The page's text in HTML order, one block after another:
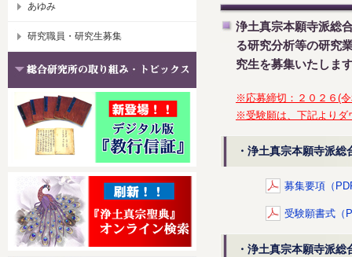
あゆみ
研究職員・研究生募集
浄土真宗本願寺派総
る研究分析等の研究
究生を募集いたしま
※応募締切：２０２６(
※受験願は、下記よりダ
・浄土真宗本願寺派
募集要項（
受験願書式（
・浄土真宗本願寺派